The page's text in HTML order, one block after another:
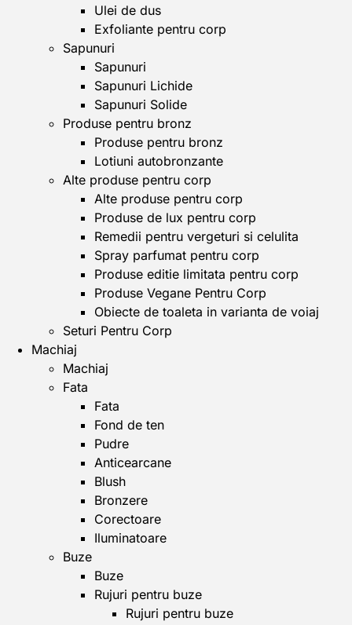
Ulei de dus
Exfoliante pentru corp
Sapunuri
Sapunuri
Sapunuri Lichide
Sapunuri Solide
Produse pentru bronz
Produse pentru bronz
Lotiuni autobronzante
Alte produse pentru corp
Alte produse pentru corp
Produse de lux pentru corp
Remedii pentru vergeturi si celulita
Spray parfumat pentru corp
Produse editie limitata pentru corp
Produse Vegane Pentru Corp
Obiecte de toaleta in varianta de voiaj
Seturi Pentru Corp
Machiaj
Machiaj
Fata
Fata
Fond de ten
Pudre
Anticearcane
Blush
Bronzere
Corectoare
Iluminatoare
Buze
Buze
Rujuri pentru buze
Rujuri pentru buze